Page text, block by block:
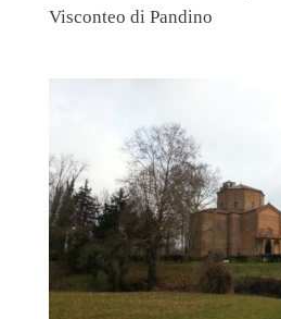
Visconteo di Pandino